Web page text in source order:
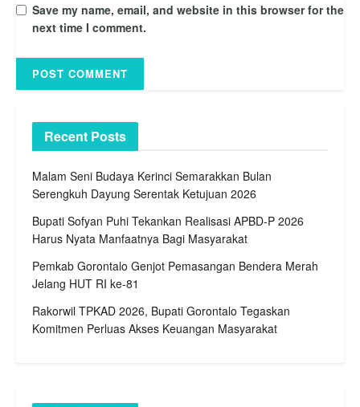
Save my name, email, and website in this browser for the
next time I comment.
Recent Posts
Malam Seni Budaya Kerinci Semarakkan Bulan
Serengkuh Dayung Serentak Ketujuan 2026
Bupati Sofyan Puhi Tekankan Realisasi APBD-P 2026
Harus Nyata Manfaatnya Bagi Masyarakat
Pemkab Gorontalo Genjot Pemasangan Bendera Merah
Jelang HUT RI ke-81
Rakorwil TPKAD 2026, Bupati Gorontalo Tegaskan
Komitmen Perluas Akses Keuangan Masyarakat